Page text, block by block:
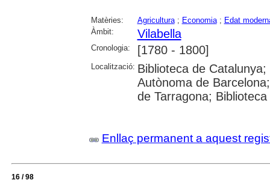
Matèries: Agricultura; Economia; Edat
Àmbit:
Vilabella
Cronologia: [1780 - 1800]
Localització: Biblioteca de
Autònoma de
de Tarragona;
Enllaç permanent a aquest
16 / 98